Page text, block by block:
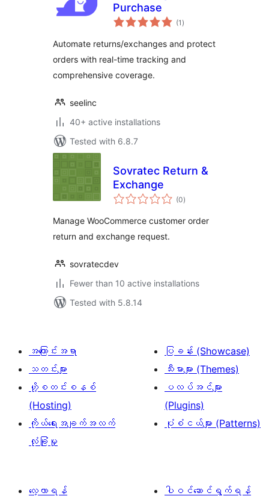
Purchase
(1 total
ratings
)
Automate returns/exchanges and protect
orders with real-time tracking and
comprehensive coverage.
seelinc
40+ active installations
Tested with 6.8.7
Sovratec Return &
Exchange
(0total
ratings
)
Manage WooCommerce customer order
return and exchange request.
sovratecdev
Fewer than 10 active installations
Tested with 5.8.14
အကြောင်းအရာ
သတင်းများ
ဟို့စတင်းစနစ်
(Hosting)
ကိုယ်ရေးအချက်အလက်
လုံခြုံမှု
ပြခန်း (Showcase)
သီးမားများ (Themes)
ပလပ်အင်များ
(Plugins)
ပုံစံငယ်များ (Patterns)
လေ့လာရန်
ပါဝင်ဆောင်ရွက်ရန်